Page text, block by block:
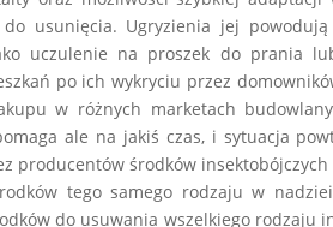
usunięcia. Ugryzienia jej
uczulenie na proszek do prania
po ich wykryciu przez
w różnych marketach
ale na jakiś czas, i sytuacja
producentów środków
tego samego rodzaju w
do usuwania wszelkiego rodzaju